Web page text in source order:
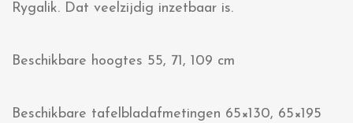
Rygalik. Dat veelzijdig inzetbaar is.
Beschikbare hoogtes 55, 71, 109 cm
Beschikbare tafelbladafmetingen 65×130, 65×195